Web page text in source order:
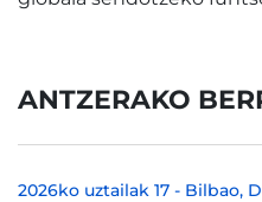
ANTZERAKO
2026ko uztailak 17 - Bilbao